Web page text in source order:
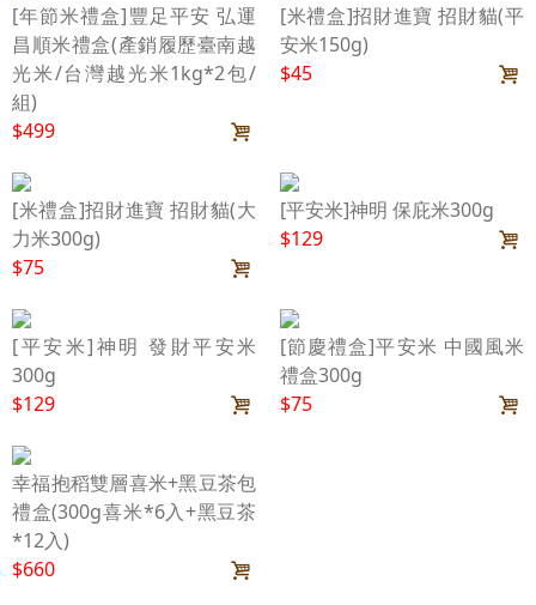
[年節米禮盒]豐足平安 弘運
昌順米禮盒(產銷履歷臺南越
光米/台灣越光米1kg*2包/
組)
$499
[米禮盒]招財進寶 招財貓(平
安米150g)
$45
[米禮盒]招財進寶 招財貓(大
力米300g)
$75
[平安米]神明 保庇米300g
$129
[平安米]神明 發財平安米
300g
$129
[節慶禮盒]平安米 中國風米
禮盒300g
$75
幸福抱稻雙層喜米+黑豆茶包
禮盒(300g喜米*6入+黑豆茶
*12入)
$660